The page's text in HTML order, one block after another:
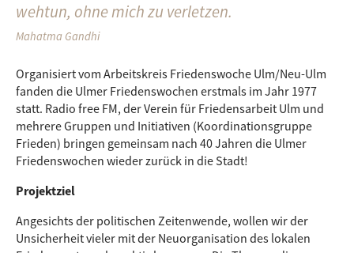
wehtun, ohne mich zu verletzen.
Mahatma Gandhi
Organisiert vom Arbeitskreis Friedenswoche Ulm/Neu-Ulm
fanden die Ulmer Friedenswochen erstmals im Jahr 1977
statt. Radio free FM, der Verein für Friedensarbeit Ulm und
mehrere Gruppen und Initiativen (Koordinationsgruppe
Frieden) bringen gemeinsam nach 40 Jahren die Ulmer
Friedenswochen wieder zurück in die Stadt!
Projektziel
Angesichts der politischen Zeitenwende, wollen wir der
Unsicherheit vieler mit der Neuorganisation des lokalen